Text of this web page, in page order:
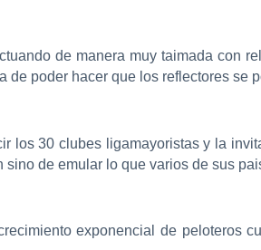
de manera muy taimada con
poder hacer que los reflectores se
los 30 clubes ligamayoristas y la
de emular lo que varios de sus
exponencial de peloteros